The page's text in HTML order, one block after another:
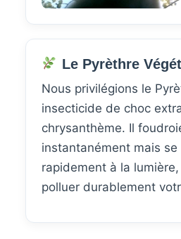
Le Pyrèthre
Nous privilégions le
insecticide de choc
chrysanthème. Il
instantanément mais se
rapidement à la
polluer durablement